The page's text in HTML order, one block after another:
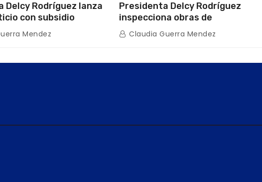
Delcy Rodríguez lanza
con subsidio
con Juntas
Mendez
Presidenta Delcy Rodríguez
inspecciona obras de
restauración en Escuela Naval
tras afectaciones sísmicas en La
Claudia Guerra Mendez